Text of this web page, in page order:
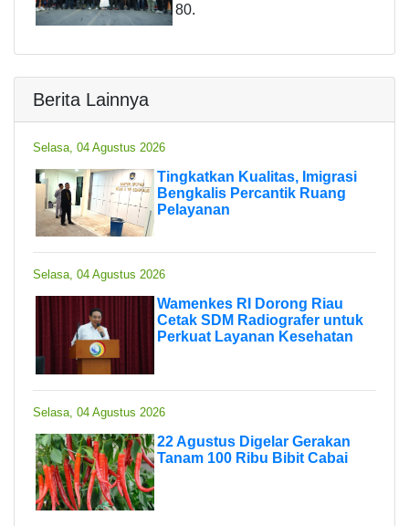
80.
Berita Lainnya
Selasa, 04 Agustus 2026
Tingkatkan Kualitas, Imigrasi
Bengkalis Percantik Ruang
Pelayanan
Selasa, 04 Agustus 2026
Wamenkes RI Dorong Riau
Cetak SDM Radiografer untuk
Perkuat Layanan Kesehatan
Selasa, 04 Agustus 2026
22 Agustus Digelar Gerakan
Tanam 100 Ribu Bibit Cabai